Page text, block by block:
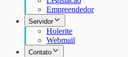
Empreendedor
Servidor
Holerite
Webmail
Contato